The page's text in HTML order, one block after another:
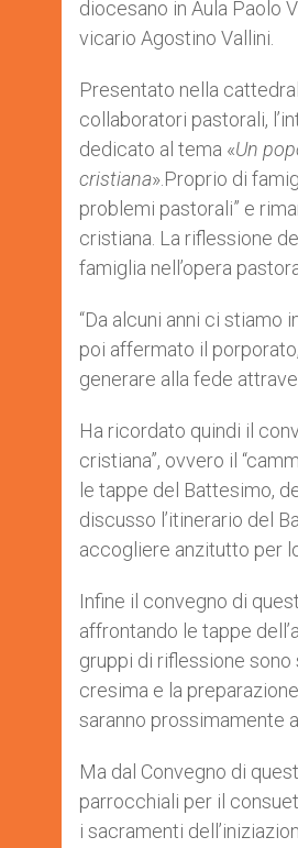
r
diocesano in Aula Paolo
vicario Agostino Vallini.
Presentato nella
collaboratori pastorali,
dedicato al tema «Un
cristiana».Proprio di
problemi pastorali” e
cristiana. La riflessione
famiglia nell’opera
“Da alcuni anni ci stiamo
poi affermato il
generare alla fede
Ha ricordato quindi il
cristiana”, ovvero il
le tappe del Battesimo,
discusso l’itinerario del
accogliere anzitutto per
Infine il convegno di
affrontando le tappe
gruppi di riflessione
cresima e la
saranno prossimamente
Ma dal Convegno di
parrocchiali per il
i sacramenti